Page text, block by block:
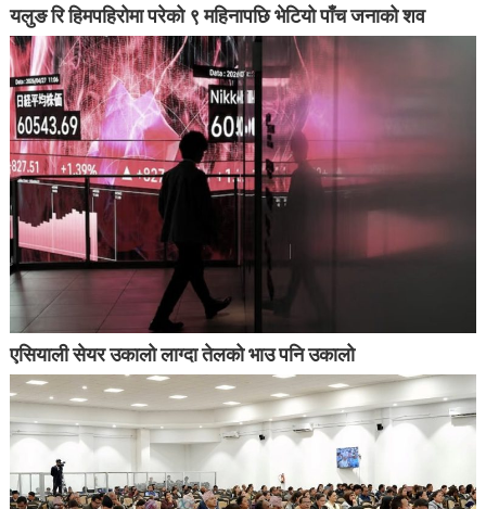
यलुङ रि हिमपहिरोमा परेको ९ महिनापछि भेटियो पाँच जनाको शव
एसियाली सेयर उकालो लाग्दा तेलको भाउ पनि उकालो